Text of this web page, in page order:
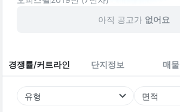
아직 공고가 없어요
경쟁률/커트라인 단지정보 매물
유형 면적